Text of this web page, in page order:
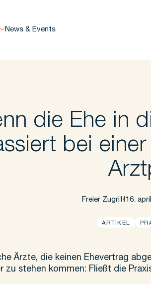
News & Events
die Ehe in
bei
Freier Zugriff16.
ARTIKEL
Ärzte, die keinen Ehevertrag
zu stehen kommen: Fließt die